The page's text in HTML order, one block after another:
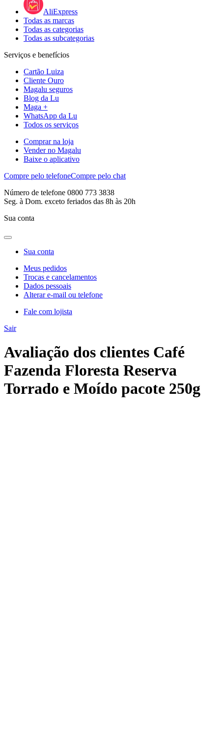
AliExpress
Todas as marcas
Todas as categorias
Todas as subcategorias
Serviços e benefícios
Cartão Luiza
Cliente Ouro
Magalu seguros
Blog da Lu
Maga +
WhatsApp da Lu
Todos os serviços
Comprar na loja
Vender no Magalu
Baixe o aplicativo
Compre pelo telefoneCompre pelo chat
Número de telefone 0800 773 3838
Seg. à Dom. exceto feriados das 8h às 20h
Sua conta
Sua conta
Meus pedidos
Trocas e cancelamentos
Dados pessoais
Alterar e-mail ou telefone
Fale com lojista
Sair
Avaliação dos clientes Café
Fazenda Floresta Reserva
Torrado e Moído pacote 250g